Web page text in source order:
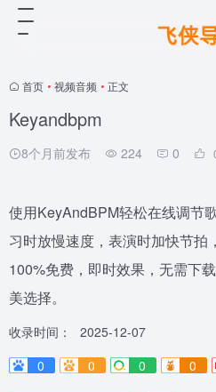
首页 • 视频音频 • 正文
Keyandbpm
8个月前发布 224 0
使用KeyAndBPM轻松在线调节
习时放慢速度，表演时加快节拍
100%免费，即时效果，无需下
美选择。
收录时间：
2025-12-07
0
0 0 0